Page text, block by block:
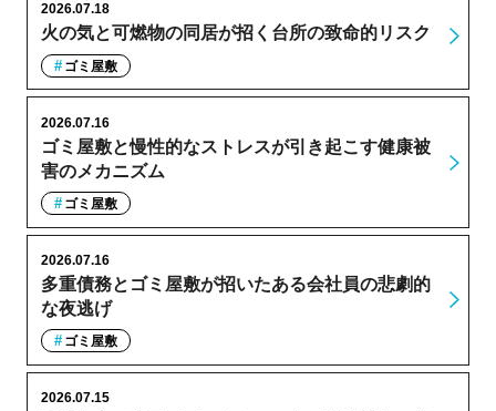
火の気と可燃物の同居が招く台所の致命的リスク
2026.07.18
ゴミ屋敷
ゴミ屋敷と慢性的なストレスが引き起こす健康被
害のメカニズム
2026.07.16
ゴミ屋敷
多重債務とゴミ屋敷が招いたある会社員の悲劇的
な夜逃げ
2026.07.16
ゴミ屋敷
2026.07.15